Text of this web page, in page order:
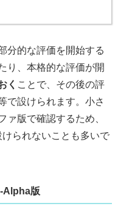
分的な評価を開始する
り、本格的な評価が開
く ことで、その後の評
で設けられます。小さ
ァ版で確認するため、
られないことも多いで
Alpha版